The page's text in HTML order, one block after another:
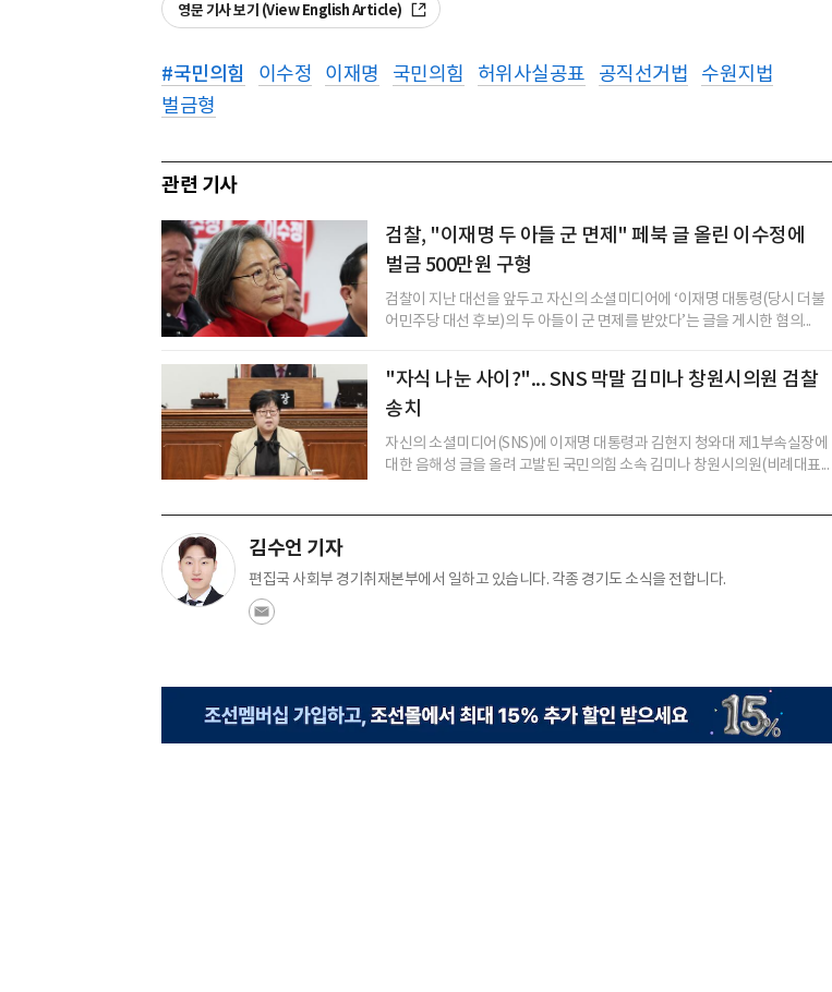
영문 기사 보기 (View English Article)
#국민의힘 이수정 이재명 국민의힘 허위사실공표 공직선거법
수원지법
벌금형
관련 기사
검찰, "이재명 두 아들 군 면제" 페북 글 올린 이수정에
벌금 500만원 구형
검찰이 지난 대선을 앞두고 자신의 소셜미디어에 ‘이재명 대통령(당시 더불
어민주당 대선 후보)의 두 아들이 군 면제를 받았다’는 글을 게시한 혐의...
"자식 나눈 사이?"... SNS 막말 김미나 창원시의원 검찰
송치
자신의 소셜미디어(SNS)에 이재명 대통령과 김현지 청와대 제1부속실장에
대한 음해성 글을 올려 고발된 국민의힘 소속 김미나 창원시의원(비례대표...
김수언 기자
편집국 사회부 경기취재본부에서 일하고 있습니다. 각종 경기도 소식을 전합니다.